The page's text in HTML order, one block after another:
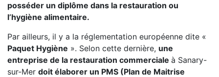
posséder un diplôme dans la restauration ou
l’hygiène alimentaire.
Par ailleurs, il y a la réglementation européenne dite «
Paquet Hygiène ». Selon cette dernière, une
entreprise de la restauration commerciale à Sanary-
sur-Mer doit élaborer un PMS (Plan de Maitrise